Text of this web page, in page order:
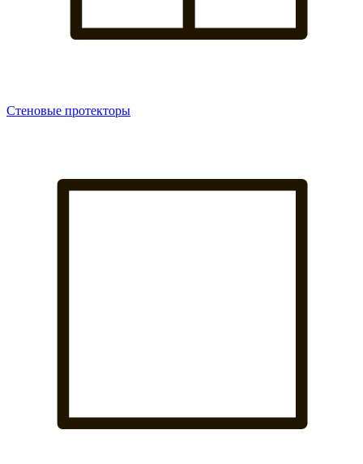
Стеновые протекторы